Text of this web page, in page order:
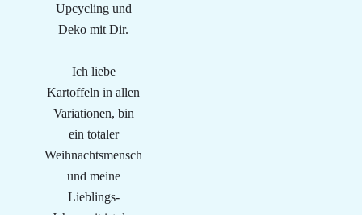
Upcycling und
Deko mit Dir.
Ich liebe
Kartoffeln in allen
Variationen, bin
ein totaler
Weihnachtsmensch
und meine
Lieblings-